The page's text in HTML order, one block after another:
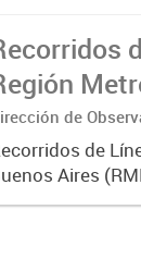
de
de
Aires